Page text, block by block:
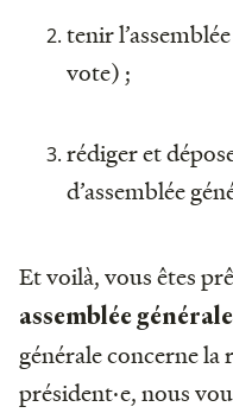
tenir
vote) ;
rédiger et
d’assemblée
Et voilà, vous êtes
assemblée générale
générale concerne
président·e, nous